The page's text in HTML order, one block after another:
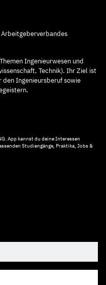
Ingenieurwesen und
Technik). Ihr Ziel ist
den Ingenieursberuf sowie
App kannst du deine Interessen
Studiengänge, Praktika, Jobs &